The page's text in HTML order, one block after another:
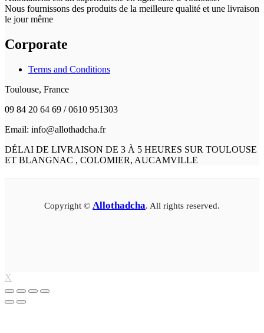
Nous fournissons des produits de la meilleure qualité et une livraison
le jour même
Corporate
Terms and Conditions
Toulouse, France
09 84 20 64 69 / 0610 951303
Email: info@allothadcha.fr
DÉLAI DE LIVRAISON DE 3 À 5 HEURES SUR TOULOUSE
ET BLANGNAC , COLOMIER, AUCAMVILLE
Copyright © Allothadcha. All rights reserved.
X